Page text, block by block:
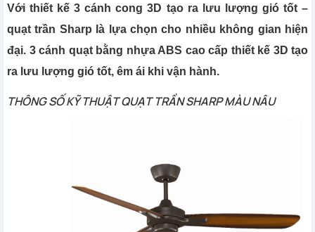
Với thiết kế 3 cánh cong 3D tạo ra lưu lượng gió tốt –
quạt trần Sharp là lựa chọn cho nhiều không gian hiện
đại. 3 cánh quạt bằng nhựa ABS cao cấp thiết kế 3D tạo
ra lưu lượng gió tốt, êm ái khi vận hành.
THÔNG SỐ KỸ THUẬT QUẠT TRẦN SHARP MÀU NÂU